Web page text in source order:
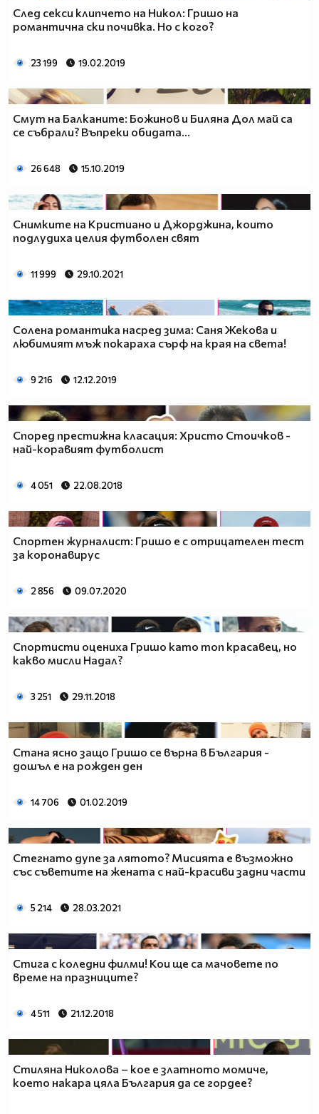
След секси клипчето на Никол: Гришо на
романтична ски почивка. Но с кого?
23 199 19.02.2019
Смут на Балканите: Божинов и Биляна Дол май са
се събрали? Въпреки обидата...
26 648 15.10.2019
Снимките на Кристиано и Джорджина, които
подлудиха целия футболен свят
11 999 29.10.2021
Солена романтика насред зима: Саня Жекова и
любимият мъж покараха сърф на края на света!
9 216 12.12.2019
Според престижна класация: Христо Стоичков -
най-коравият футболист
4 051 22.08.2018
Спортен журналист: Гришо е с отрицателен тест
за коронавирус
2 856 09.07.2020
Спортисти оцениха Гришо като топ красавец, но
какво мисли Надал?
3 251 29.11.2018
Стана ясно защо Гришо се върна в България -
дошъл е на рожден ден
14 706 01.02.2019
Стегнато дупе за лятото? Мисията е възможно
със съветите на жената с най-красиви задни части
5 214 28.03.2021
Стига с коледни филми! Кои ще са мачовете по
време на празниците?
4 511 21.12.2018
Стиляна Николова – кое е златното момиче,
което накара цяла България да се гордее?